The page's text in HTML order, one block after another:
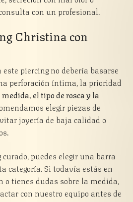
con un profesional.
Christina con
piercing no debería basarse
perforación íntima, la prioridad
el tipo de rosca y la
elegir piezas de
joyería de baja calidad o
puedes elegir una barra
categoría. Si todavía estás en
o tienes dudas sobre la medida,
con nuestro equipo antes de